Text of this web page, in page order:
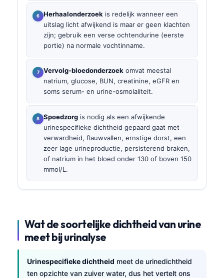
Herhaalonderzoek is redelijk wanneer een
uitslag licht afwijkend is maar er geen klachten
zijn; gebruik een verse ochtendurine (eerste
portie) na normale vochtinname.
Vervolg-bloedonderzoek omvat meestal
natrium, glucose, BUN, creatinine, eGFR en
soms serum- en urine-osmolaliteit.
Spoedzorg is nodig als een afwijkende
urinespecifieke dichtheid gepaard gaat met
verwardheid, flauwvallen, ernstige dorst, een
zeer lage urineproductie, persisterend braken,
of natrium in het bloed onder 130 of boven 150
mmol/L.
Wat de soortelijke dichtheid van urine
meet bij urinalyse
Urinespecifieke dichtheid meet de urinedichtheid
ten opzichte van zuiver water, dus het vertelt ons